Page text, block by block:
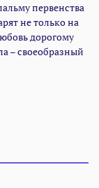
первенства
не только на
дорогому
– своеобразный